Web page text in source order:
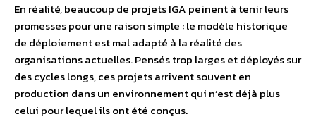
En réalité, beaucoup de projets IGA peinent à tenir leurs
promesses pour une raison simple : le modèle historique
de déploiement est mal adapté à la réalité des
organisations actuelles. Pensés trop larges et déployés sur
des cycles longs, ces projets arrivent souvent en
production dans un environnement qui n’est déjà plus
celui pour lequel ils ont été conçus.